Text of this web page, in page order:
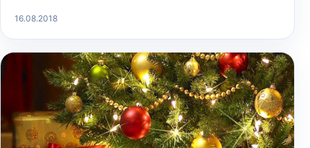
16.08.2018